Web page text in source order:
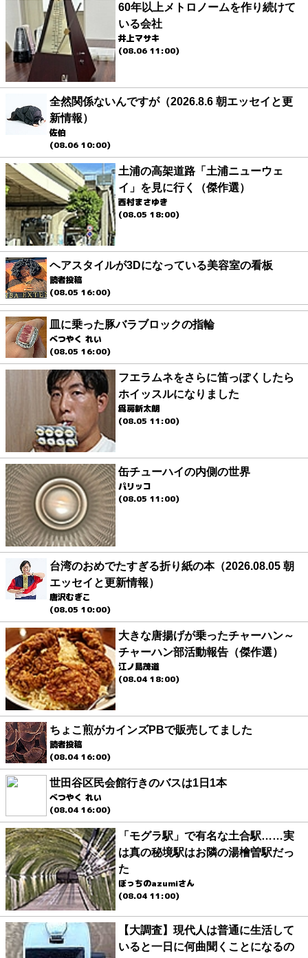
60年以上メトロノームを作り続けて
いる会社
井上マサキ
(08.06 11:00)
全然関係ないんですが（2026.8.6 朝エッセイと更
新情報）
佐伯
(08.06 10:00)
土浦の高架道路「土浦ニューウェ
イ」を見に行く（傑作選）
西村まさゆき
(08.05 18:00)
ヘアスタイルが3Dになっている美容室の看板
読者投稿
(08.05 16:00)
皿に乗った豚バラブロックの指輪
べつやく れい
(08.05 16:00)
フエラムネをさらに笛っぽくしたら
ホイッスルになりました
爲房新太朗
(08.05 11:00)
缶チューハイの内側の世界
パリッコ
(08.05 11:00)
台湾のおめでたすぎる折り紙の本（2026.08.05 朝
エッセイと更新情報）
唐沢むぎこ
(08.05 10:00)
大きな唐揚げが乗ったチャーハン～
チャーハン部活動報告（傑作選）
江ノ島茂道
(08.04 18:00)
ちょこ煎がカインズPBで販売してました
読者投稿
(08.04 16:00)
世田谷区民会館行きのバスは1日1本
べつやく れい
(08.04 16:00)
「モグラ駅」で有名な土合駅……実
は真の秘境駅はお隣の湯檜曽駅だっ
た
ぼっちのazumiさん
(08.04 11:00)
【大調査】現代人は普通に生活して
いると一日に何曲聞くことになるの